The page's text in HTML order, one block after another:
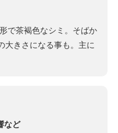
で茶褐色なシミ。そばか
大きさになる事も。主に
など